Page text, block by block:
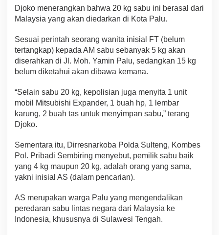
Djoko menerangkan bahwa 20 kg sabu ini berasal dari
Malaysia yang akan diedarkan di Kota Palu.
Sesuai perintah seorang wanita inisial FT (belum
tertangkap) kepada AM sabu sebanyak 5 kg akan
diserahkan di Jl. Moh. Yamin Palu, sedangkan 15 kg
belum diketahui akan dibawa kemana.
“Selain sabu 20 kg, kepolisian juga menyita 1 unit
mobil Mitsubishi Expander, 1 buah hp, 1 lembar
karung, 2 buah tas untuk menyimpan sabu,” terang
Djoko.
Sementara itu, Dirresnarkoba Polda Sulteng, Kombes
Pol. Pribadi Sembiring menyebut, pemilik sabu baik
yang 4 kg maupun 20 kg, adalah orang yang sama,
yakni inisial AS (dalam pencarian).
AS merupakan warga Palu yang mengendalikan
peredaran sabu lintas negara dari Malaysia ke
Indonesia, khususnya di Sulawesi Tengah.